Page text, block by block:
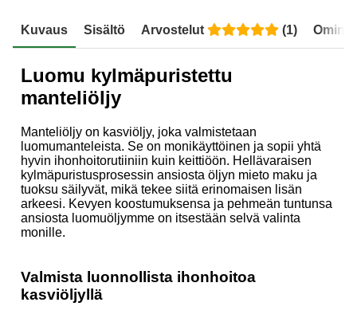
Kuvaus Sisältö Arvostelut (1)
Luomu kylmäpuristettu
manteliöljy
Manteliöljy on kasviöljy, joka valmistetaan
luomumanteleista. Se on monikäyttöinen ja sopii yhtä
hyvin ihonhoitorutiiniin kuin keittiöön. Hellävaraisen
kylmäpuristusprosessin ansiosta öljyn mieto maku ja
tuoksu säilyvät, mikä tekee siitä erinomaisen lisän
arkeesi. Kevyen koostumuksensa ja pehmeän tuntunsa
ansiosta luomuöljymme on itsestään selvä valinta
monille.
Valmista luonnollista ihonhoitoa
kasviöljyllä